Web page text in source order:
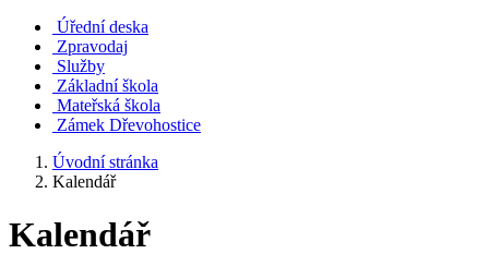
Úřední deska
Zpravodaj
Služby
Základní škola
Mateřská škola
Zámek Dřevohostice
Úvodní stránka
Kalendář
Kalendář